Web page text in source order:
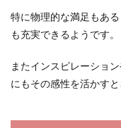
特に物理的な満足もあ
も充実できるようです。
またインスピレーショ
にもその感性を活かす